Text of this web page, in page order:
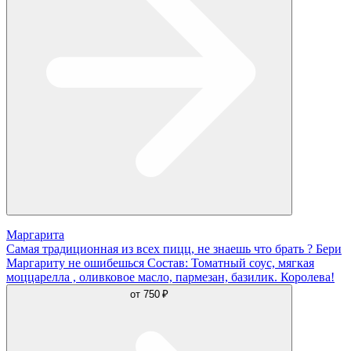
Маргарита
Самая традиционная из всех пицц, не знаешь что брать ? Бери
Маргариту не ошибешься Состав: Томатный соус, мягкая
моццарелла , оливковое масло, пармезан, базилик. Королева!
от 750 ₽